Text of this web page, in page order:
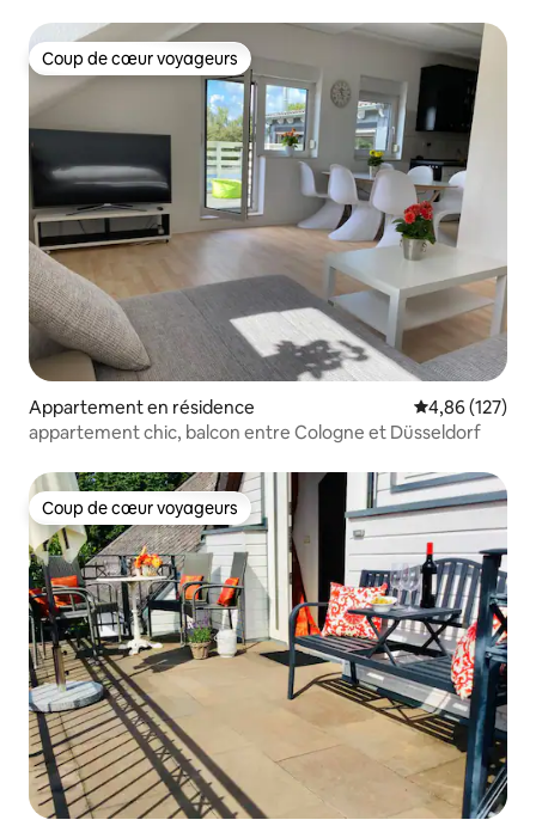
Coup de cœur voyageurs
Coup de cœur voyageurs
Appartement en résidence Évaluation
4,86 (127)
appartement chic, balcon entre Cologne et Düsseldorf
Coup de cœur voyageurs
Coup de cœur voyageurs